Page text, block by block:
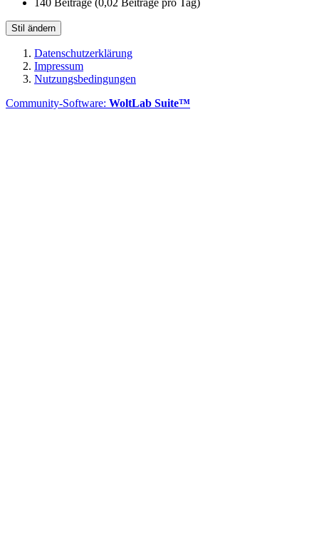
140 Beiträge (0,02 Beiträge pro Tag)
Stil ändern
Datenschutzerklärung
Impressum
Nutzungsbedingungen
Community-Software: WoltLab Suite™